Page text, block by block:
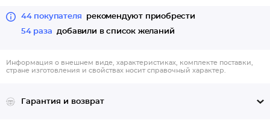
44 покупателя
рекомендуют приобрести
54 раза
добавили в список желаний
Информация о внешнем виде, характеристиках, комплекте поставки,
стране изготовления и свойствах носит справочный характер.
Гарантия и возврат